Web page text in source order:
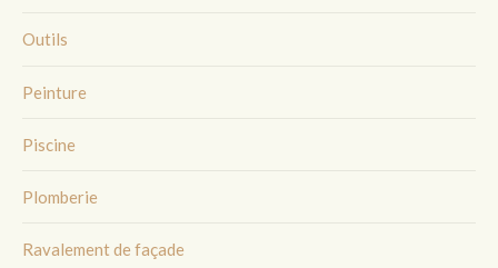
Outils
Peinture
Piscine
Plomberie
Ravalement de façade